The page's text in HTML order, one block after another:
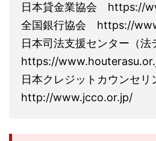
日本貸金業協会 https://
全国銀行協会 https://
日本司法支援センター（
https://
日本クレジットカウンセ
http://www.jcco.or.jp/